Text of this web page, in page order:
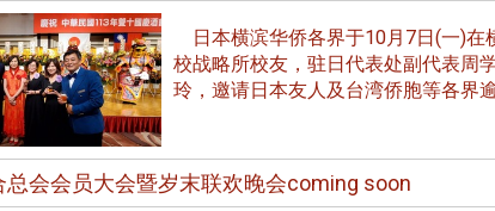
日本横滨华侨各界于10月7日(一)在
校战略所校友，驻日代表处副代表周
玲，邀请日本友人及台湾侨胞等各界
总会会员大会暨岁末联欢晚会coming soon